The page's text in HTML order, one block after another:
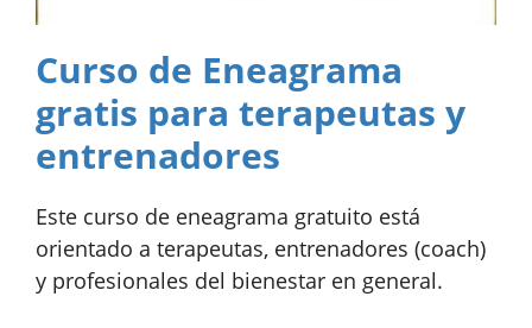
Curso de Eneagrama
gratis para terapeutas y
entrenadores
Este curso de eneagrama gratuito está
orientado a terapeutas, entrenadores (coach)
y profesionales del bienestar en general.